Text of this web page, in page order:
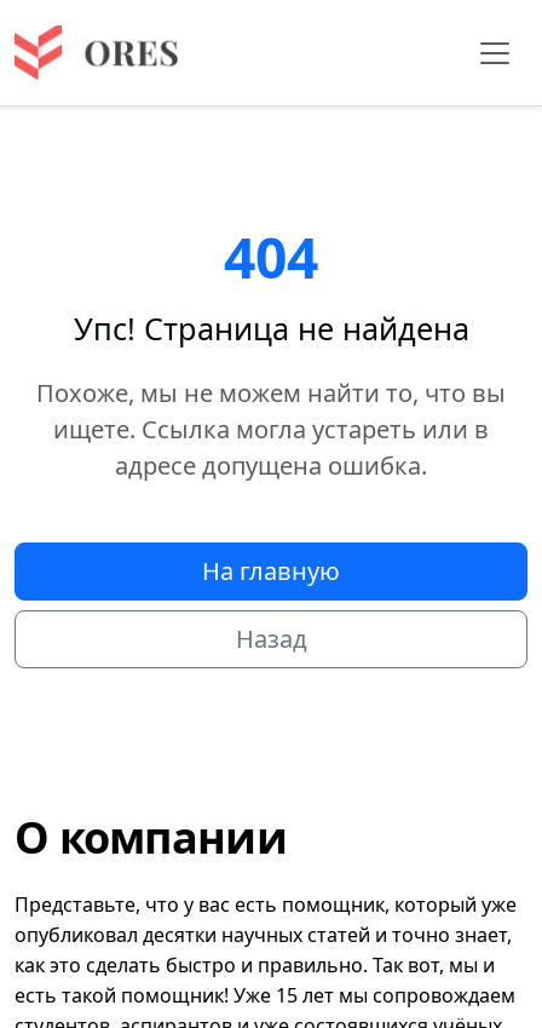
404
Упс! Страница не найдена
Похоже, мы не можем найти то, что вы
ищете. Ссылка могла устареть или в
адресе допущена ошибка.
На главную
Назад
О компании
Представьте, что у вас есть помощник, который уже
опубликовал десятки научных статей и точно знает,
как это сделать быстро и правильно. Так вот, мы и
есть такой помощник! Уже 15 лет мы сопровождаем